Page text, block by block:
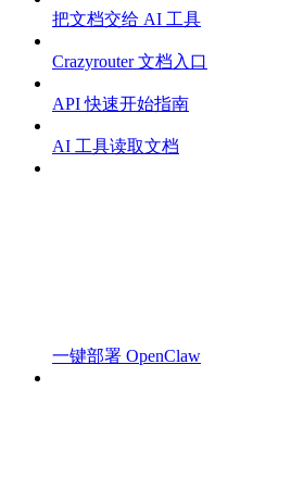
把文档交给 AI 工具
Crazyrouter 文档入口
API 快速开始指南
AI 工具读取文档
一键部署 OpenClaw